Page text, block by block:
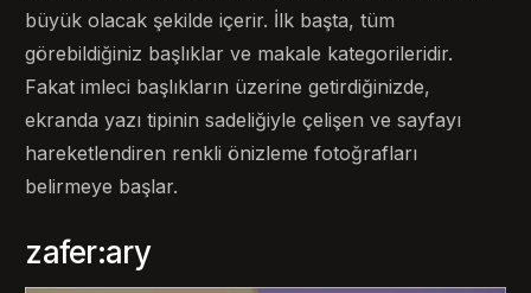
büyük olacak şekilde içerir. İlk başta, tüm
görebildiğiniz başlıklar ve makale kategorileridir.
Fakat imleci başlıkların üzerine getirdiğinizde,
ekranda yazı tipinin sadeliğiyle çelişen ve sayfayı
hareketlendiren renkli önizleme fotoğrafları
belirmeye başlar.
zafer:ary